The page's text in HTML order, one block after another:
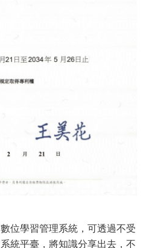
位學習管理系統，可透過不受
統平臺，將知識分享出去，不